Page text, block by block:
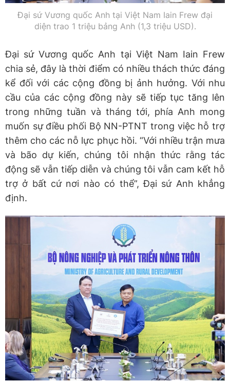
Đại sứ Vương quốc Anh tại Việt Nam Iain Frew đại
diện trao 1 triệu bảng Anh (1,3 triệu USD).
Đại sứ Vương quốc Anh tại Việt Nam Iain Frew
chia sẻ, đây là thời điểm có nhiều thách thức đáng
kể đối với các cộng đồng bị ảnh hưởng. Với nhu
cầu của các cộng đồng này sẽ tiếp tục tăng lên
trong những tuần và tháng tới, phía Anh mong
muốn sự điều phối Bộ NN-PTNT trong việc hỗ trợ
thêm cho các nỗ lực phục hồi. “Với nhiều trận mưa
và bão dự kiến, chúng tôi nhận thức rằng tác
động sẽ vẫn tiếp diễn và chúng tôi vẫn cam kết hỗ
trợ ở bất cứ nơi nào có thể”, Đại sứ Anh khẳng
định.